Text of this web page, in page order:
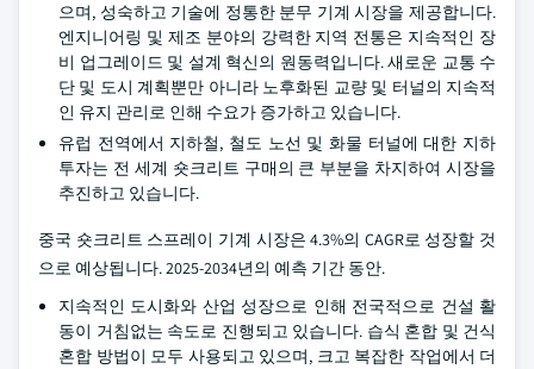
으며, 성숙하고 기술에 정통한 분무 기계 시장을 제공합니다.
엔지니어링 및 제조 분야의 강력한 지역 전통은 지속적인 장
비 업그레이드 및 설계 혁신의 원동력입니다. 새로운 교통 수
단 및 도시 계획뿐만 아니라 노후화된 교량 및 터널의 지속적
인 유지 관리로 인해 수요가 증가하고 있습니다.
유럽 전역에서 지하철, 철도 노선 및 화물 터널에 대한 지하
투자는 전 세계 숏크리트 구매의 큰 부분을 차지하여 시장을
추진하고 있습니다.
중국 숏크리트 스프레이 기계 시장은 4.3%의 CAGR로 성장할 것
으로 예상됩니다. 2025-2034년의 예측 기간 동안.
지속적인 도시화와 산업 성장으로 인해 전국적으로 건설 활
동이 거침없는 속도로 진행되고 있습니다. 습식 혼합 및 건식
혼합 방법이 모두 사용되고 있으며, 크고 복잡한 작업에서 더